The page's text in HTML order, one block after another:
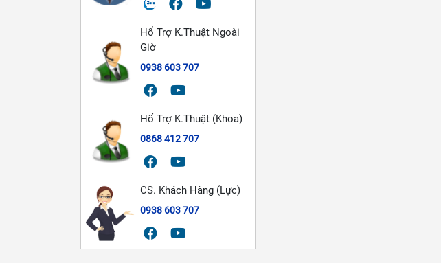
Hổ Trợ K.Thuật Ngoài
Giờ
0938 603 707
Hổ Trợ K.Thuật (Khoa)
0868 412 707
CS. Khách Hàng (Lực)
0938 603 707